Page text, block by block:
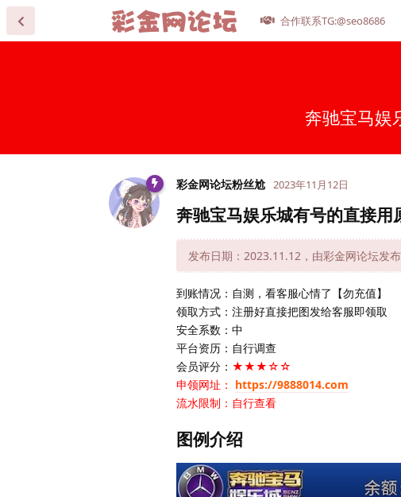
合作联系TG:@seo8686
奔驰宝马娱
彩金网论坛粉丝尬 2023年11月12日
奔驰宝马娱乐城有号的直接
发布日期：2023.11.12，由彩金网论坛发布
到账情况：自测，看客服心情了【勿充值】
领取方式：注册好直接把图发给客服即领取
安全系数：中
平台资历：自行调查
会员评分： ★★★☆☆
申领网址： https://9888014.com
流水限制：自行查看
图例介绍